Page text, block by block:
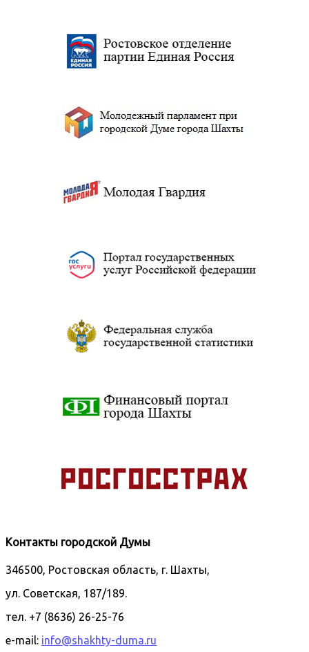
Контакты городской Думы
346500, Ростовская область, г. Шахты,
ул. Советская, 187/189.
тел. +7 (8636) 26-25-76
e-mail: info@shakhty-duma.ru